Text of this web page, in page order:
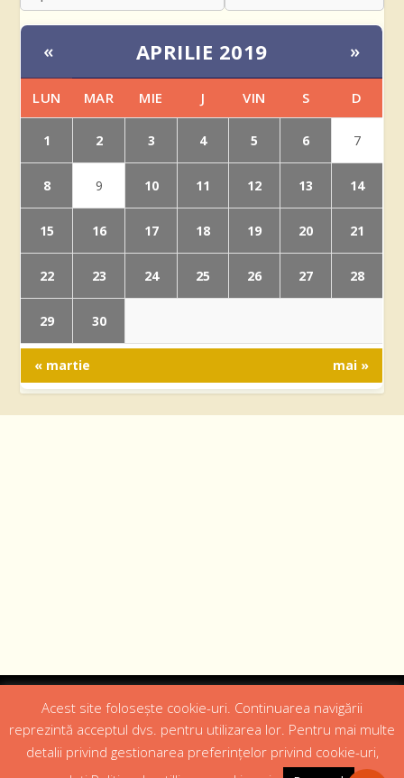
« APRILIE 2019 »
LUN MAR MIE J VIN S D
1 2 3 4 5 6 7
8 9 10 11 12 13 14
15 16 17 18 19 20 21
22 23 24 25 26 27 28
29 30
« martie mai »
Acasa Istoric Episcopul Institutii
Media
Cateheza
Parteneri Contact
Acest site folosește cookie-uri. Continuarea navigării
reprezintă acceptul dvs. pentru utilizarea lor. Pentru mai multe
detalii privind gestionarea preferințelor privind cookie-uri,